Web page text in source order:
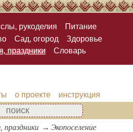
рукоделия
Питание
Сад, огород
Здоровье
праздники
Словарь
о проекте инструкция
праздники
Экопоселение